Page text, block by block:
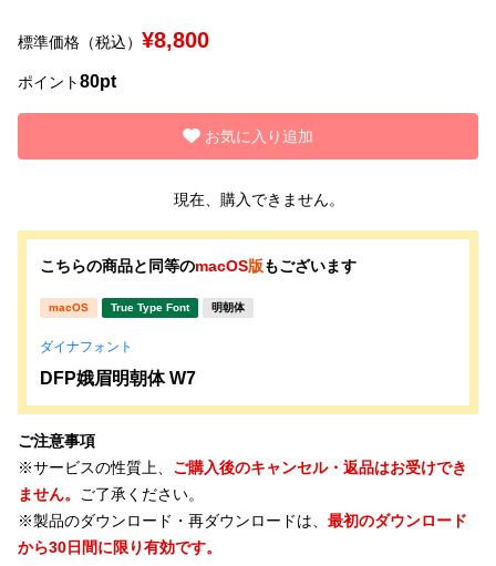
標準価格（税込） ¥8,800
ポイント80pt
お気に入り追加
現在、購入できません。
こちらの商品と同等のmacOS版もございます
macOS True Type Font 明朝体
ダイナフォント
DFP娥眉明朝体 W7
ご注意事項
※サービスの性質上、 ご購入後のキャンセル・返品はお受けでき
ません。
ご了承ください。
※製品のダウンロード・再ダウンロードは、 最初のダウンロード
から30日間に限り有効です。